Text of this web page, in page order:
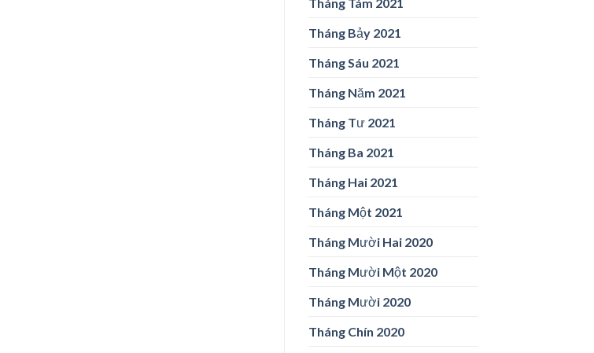
Tháng Bảy 2021
Tháng Sáu 2021
Tháng Năm 2021
Tháng Tư 2021
Tháng Ba 2021
Tháng Hai 2021
Tháng Một 2021
Tháng Mười Hai 2020
Tháng Mười Một 2020
Tháng Mười 2020
Tháng Chín 2020